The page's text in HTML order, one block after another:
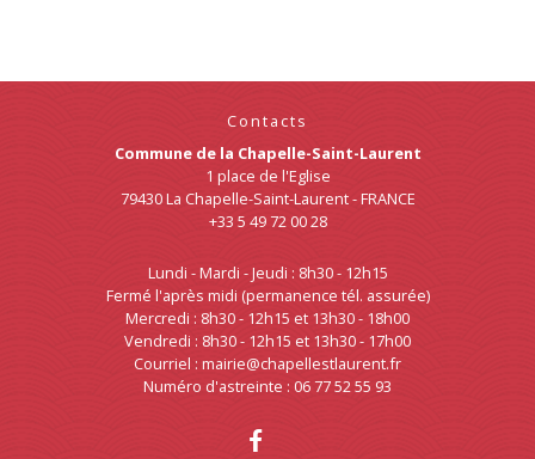
Contacts
Commune de la Chapelle-Saint-Laurent
1 place de l'Eglise
79430 La Chapelle-Saint-Laurent - FRANCE
+33 5 49 72 00 28
Lundi - Mardi - Jeudi : 8h30 - 12h15
Fermé l'après midi (permanence tél. assurée)
Mercredi : 8h30 - 12h15 et 13h30 - 18h00
Vendredi : 8h30 - 12h15 et 13h30 - 17h00
Courriel : mairie@chapellestlaurent.fr
Numéro d'astreinte : 06 77 52 55 93